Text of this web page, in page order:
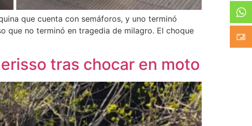
que cuenta con semáforos, y uno terminó
que no terminó en tragedia de milagro. El choque
tras chocar en moto